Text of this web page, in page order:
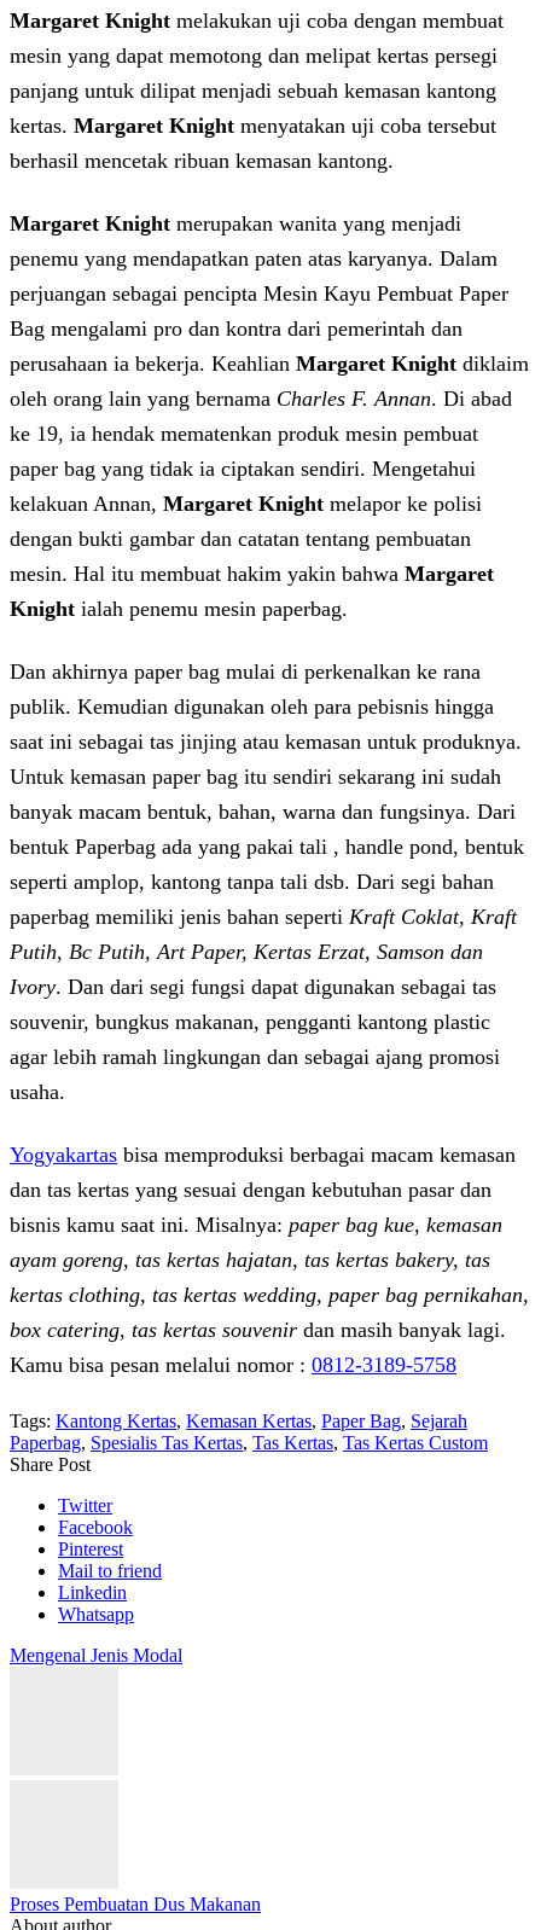
Margaret Knight melakukan uji coba dengan membuat
mesin yang dapat memotong dan melipat kertas persegi
panjang untuk dilipat menjadi sebuah kemasan kantong
kertas. Margaret Knight menyatakan uji coba tersebut
berhasil mencetak ribuan kemasan kantong.
Margaret Knight merupakan wanita yang menjadi
penemu yang mendapatkan paten atas karyanya. Dalam
perjuangan sebagai pencipta Mesin Kayu Pembuat Paper
Bag mengalami pro dan kontra dari pemerintah dan
perusahaan ia bekerja. Keahlian Margaret Knight diklaim
oleh orang lain yang bernama Charles F. Annan. Di abad
ke 19, ia hendak mematenkan produk mesin pembuat
paper bag yang tidak ia ciptakan sendiri. Mengetahui
kelakuan Annan, Margaret Knight melapor ke polisi
dengan bukti gambar dan catatan tentang pembuatan
mesin. Hal itu membuat hakim yakin bahwa Margaret
Knight ialah penemu mesin paperbag.
Dan akhirnya paper bag mulai di perkenalkan ke rana
publik. Kemudian digunakan oleh para pebisnis hingga
saat ini sebagai tas jinjing atau kemasan untuk produknya.
Untuk kemasan paper bag itu sendiri sekarang ini sudah
banyak macam bentuk, bahan, warna dan fungsinya. Dari
bentuk Paperbag ada yang pakai tali , handle pond, bentuk
seperti amplop, kantong tanpa tali dsb. Dari segi bahan
paperbag memiliki jenis bahan seperti Kraft Coklat, Kraft
Putih, Bc Putih, Art Paper, Kertas Erzat, Samson dan
Ivory. Dan dari segi fungsi dapat digunakan sebagai tas
souvenir, bungkus makanan, pengganti kantong plastic
agar lebih ramah lingkungan dan sebagai ajang promosi
usaha.
Yogyakartas bisa memproduksi berbagai macam kemasan
dan tas kertas yang sesuai dengan kebutuhan pasar dan
bisnis kamu saat ini. Misalnya: paper bag kue, kemasan
ayam goreng, tas kertas hajatan, tas kertas bakery, tas
kertas clothing, tas kertas wedding, paper bag pernikahan,
box catering, tas kertas souvenir dan masih banyak lagi.
Kamu bisa pesan melalui nomor : 0812-3189-5758
Tags: Kantong Kertas, Kemasan Kertas, Paper Bag, Sejarah
Paperbag, Spesialis Tas Kertas, Tas Kertas, Tas Kertas Custom
Share Post
Twitter
Facebook
Pinterest
Mail to friend
Linkedin
Whatsapp
Mengenal Jenis Modal
Proses Pembuatan Dus Makanan
About author